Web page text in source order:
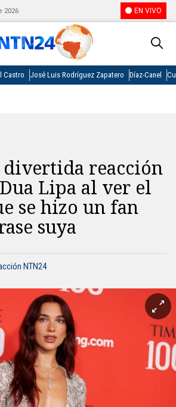
2026 EN VIVO
Castro José Luis Rodríguez Zapatero Díaz-Canel
reacción
Lipa al ver el
se hizo un fan
suya
NTN24